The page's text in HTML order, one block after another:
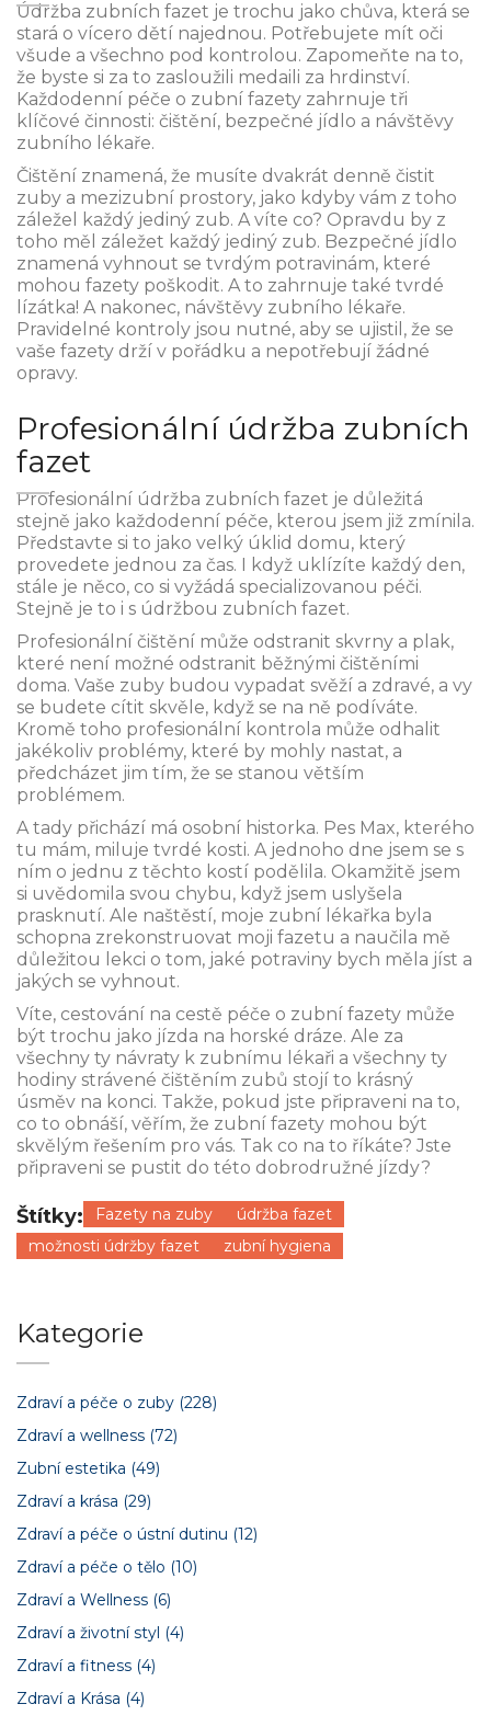
Údržba zubních fazet je trochu jako chůva, která se
stará o vícero dětí najednou. Potřebujete mít oči
všude a všechno pod kontrolou. Zapomeňte na to,
že byste si za to zasloužili medaili za hrdinství.
Každodenní péče o zubní fazety zahrnuje tři
klíčové činnosti: čištění, bezpečné jídlo a návštěvy
zubního lékaře.
Čištění znamená, že musíte dvakrát denně čistit
zuby a mezizubní prostory, jako kdyby vám z toho
záležel každý jediný zub. A víte co? Opravdu by z
toho měl záležet každý jediný zub. Bezpečné jídlo
znamená vyhnout se tvrdým potravinám, které
mohou fazety poškodit. A to zahrnuje také tvrdé
lízátka! A nakonec, návštěvy zubního lékaře.
Pravidelné kontroly jsou nutné, aby se ujistil, že se
vaše fazety drží v pořádku a nepotřebují žádné
opravy.
Profesionální údržba zubních
fazet
Profesionální údržba zubních fazet je důležitá
stejně jako každodenní péče, kterou jsem již zmínila.
Představte si to jako velký úklid domu, který
provedete jednou za čas. I když uklízíte každý den,
stále je něco, co si vyžádá specializovanou péči.
Stejně je to i s údržbou zubních fazet.
Profesionální čištění může odstranit skvrny a plak,
které není možné odstranit běžnými čištěními
doma. Vaše zuby budou vypadat svěží a zdravé, a vy
se budete cítit skvěle, když se na ně podíváte.
Kromě toho profesionální kontrola může odhalit
jakékoliv problémy, které by mohly nastat, a
předcházet jim tím, že se stanou větším
problémem.
A tady přichází má osobní historka. Pes Max, kterého
tu mám, miluje tvrdé kosti. A jednoho dne jsem se s
ním o jednu z těchto kostí podělila. Okamžitě jsem
si uvědomila svou chybu, když jsem uslyšela
prasknutí. Ale naštěstí, moje zubní lékařka byla
schopna zrekonstruovat moji fazetu a naučila mě
důležitou lekci o tom, jaké potraviny bych měla jíst a
jakých se vyhnout.
Víte, cestování na cestě péče o zubní fazety může
být trochu jako jízda na horské dráze. Ale za
všechny ty návraty k zubnímu lékaři a všechny ty
hodiny strávené čištěním zubů stojí to krásný
úsměv na konci. Takže, pokud jste připraveni na to,
co to obnáší, věřím, že zubní fazety mohou být
skvělým řešením pro vás. Tak co na to říkáte? Jste
připraveni se pustit do této dobrodružné jízdy?
Štítky: Fazety na zuby
údržba fazet
možnosti údržby fazet
zubní hygiena
Kategorie
Zdraví a péče o zuby (228)
Zdraví a wellness (72)
Zubní estetika (49)
Zdraví a krása (29)
Zdraví a péče o ústní dutinu (12)
Zdraví a péče o tělo (10)
Zdraví a Wellness (6)
Zdraví a životní styl (4)
Zdraví a fitness (4)
Zdraví a Krása (4)